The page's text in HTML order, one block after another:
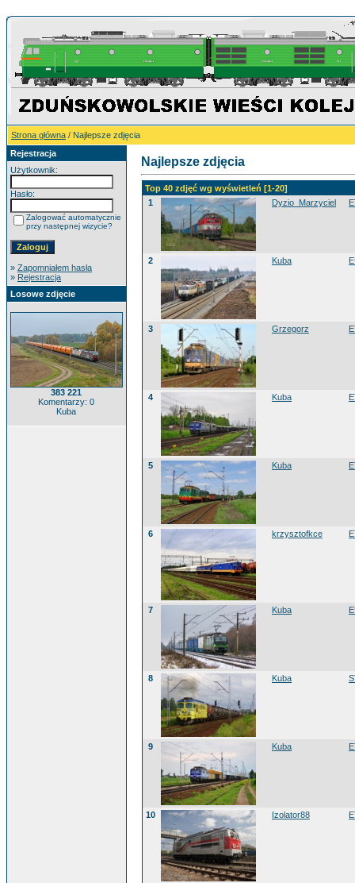
Strona główna / Najlepsze zdjęcia
Rejestracja
Użytkownik:
Hasło:
Zalogować automatycznie
przy następnej wizycie?
» Zapomniałem hasła
» Rejestracja
Losowe zdjęcie
383 221
Komentarzy: 0
Kuba
Najlepsze zdjęcia
Top 40 zdjęć wg wyświetleń [1-20]
1
Dyzio_Marzyciel
2 Kuba
3 Grzegorz
4 Kuba
5 Kuba
6 krzysztofkce
7 Kuba
8 Kuba
9 Kuba
10 Izolator88